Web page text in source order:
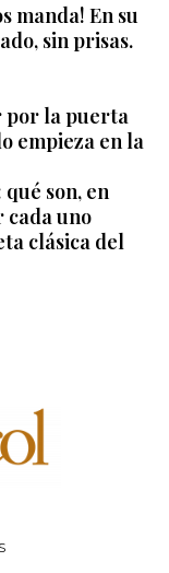
manda! En su
sin prisas.
por la puerta
empieza en la
son, en
cada uno
clásica del